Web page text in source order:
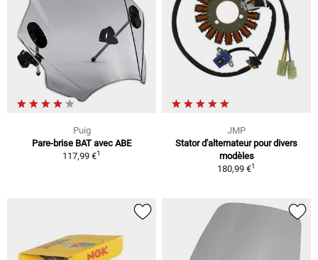
Puig
Pare-brise BAT avec ABE
117,99 €1
JMP
Stator d'alternateur pour divers
modèles
180,99 €1